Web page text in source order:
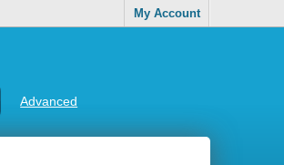
My Account
Advanced